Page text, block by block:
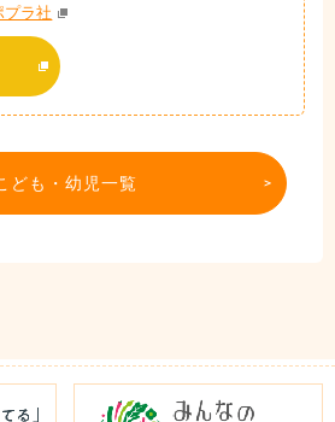
プラ社
ども・幼児一覧